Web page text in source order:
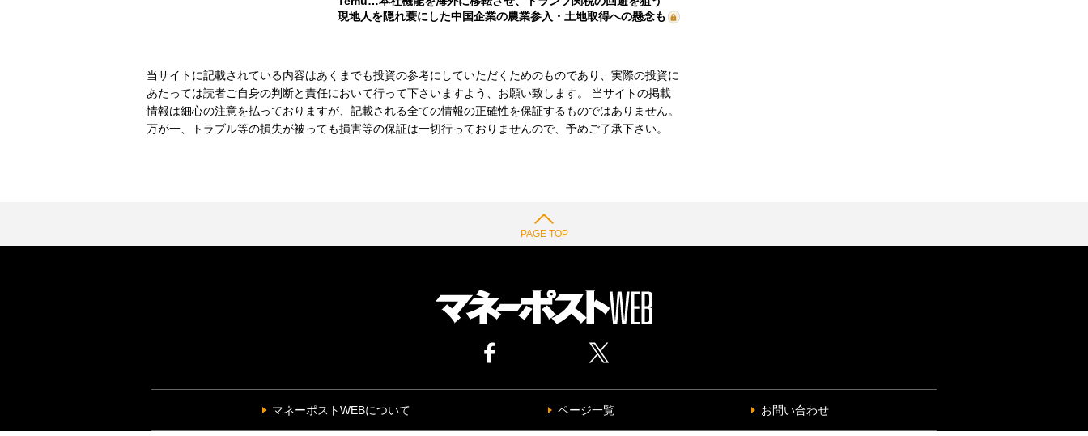
現地人を隠れ蓑にした中国企業の農業参入・土地取得への懸念も
当サイトに記載されている内容はあくまでも投資の参考にしていただくためのものであり、実際の投資に
あたっては読者ご自身の判断と責任において行って下さいますよう、お願い致します。 当サイトの掲載
情報は細心の注意を払っておりますが、記載される全ての情報の正確性を保証するものではありません。
万が一、トラブル等の損失が被っても損害等の保証は一切行っておりませんので、予めご了承下さい。
PAGE TOP
マネーポストWEBについて ページ一覧 お問い合わせ